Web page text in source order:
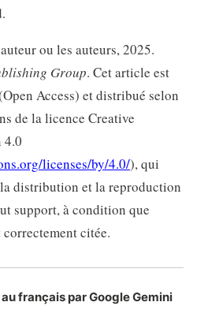
ou les auteurs, 2025.
Group. Cet article est
Access) et distribué selon
de la licence Creative
4.0
licenses/by/4.0/), qui
distribution et la reproduction
support, à condition que
citée.
français par Google Gemini